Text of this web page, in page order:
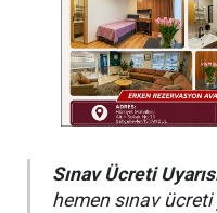
Sınav Ücreti
hemen sınav ücreti